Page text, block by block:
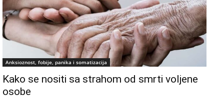
Anksioznost, fobije, panika i somatizacija
Kako se nositi sa strahom od smrti voljene
osobe